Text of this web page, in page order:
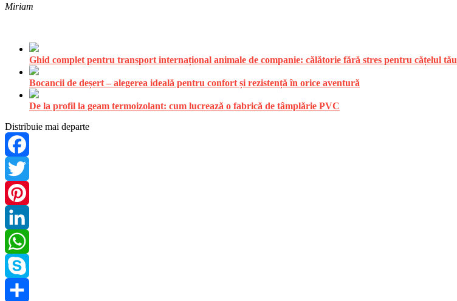
Miriam
Ghid complet pentru transport internațional animale de companie: călătorie fără stres pentru cățelul tău
Bocancii de deșert – alegerea ideală pentru confort și rezistență în orice aventură
De la profil la geam termoizolant: cum lucrează o fabrică de tâmplărie PVC
Distribuie mai departe
Facebook
Twitter
Pinterest
LinkedIn
WhatsApp
Skype